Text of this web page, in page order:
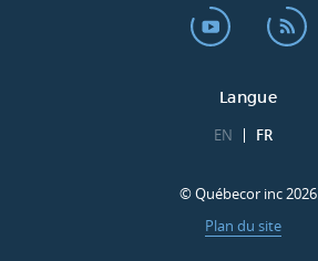
Langue
EN FR
© Québecor inc 2026
Plan du site